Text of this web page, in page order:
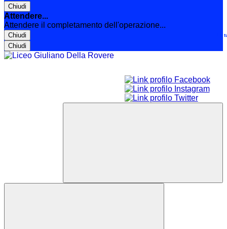
Chiudi
Attendere...
Attendere il completamento dell'operazione...
Chiudi
Chiudi
Le